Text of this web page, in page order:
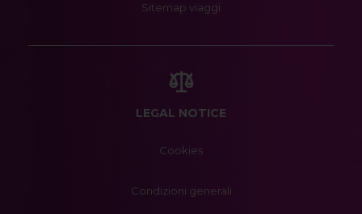
Sitemap viaggi
LEGAL NOTICE
Cookies
Condizioni generali